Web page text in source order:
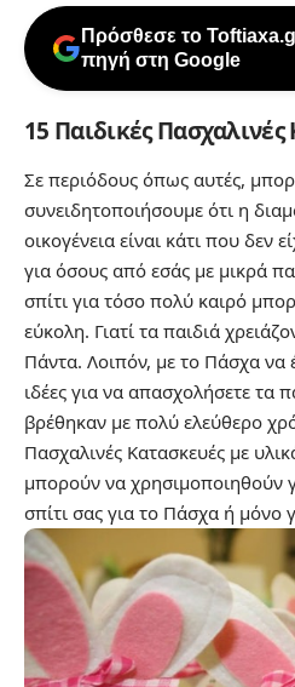
Πρόσθεσε το
πηγή στη Google
15 Παιδικές
Σε περιόδους όπως αυτές,
συνειδητοποιήσουμε ότι η
οικογένεια είναι κάτι που δεν
για όσους από εσάς με μικρά
σπίτι για τόσο πολύ καιρό
εύκολη. Γιατί τα παιδιά
Πάντα. Λοιπόν, με το Πάσχα να
ιδέες για να απασχολήσετε τα
βρέθηκαν με πολύ ελεύθερο
Πασχαλινές Κατασκευές με
μπορούν να χρησιμοποιηθούν
σπίτι σας για το Πάσχα ή μόνο